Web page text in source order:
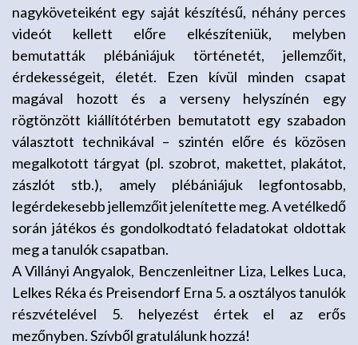
nagyköveteiként egy saját készítésű, néhány perces
videót kellett előre elkészíteniük, melyben
bemutatták plébániájuk történetét, jellemzőit,
érdekességeit, életét. Ezen kívül minden csapat
magával hozott és a verseny helyszínén egy
rögtönzött kiállítótérben bemutatott egy szabadon
választott technikával – szintén előre és közösen
megalkotott tárgyat (pl. szobrot, makettet, plakátot,
zászlót stb.), amely plébániájuk legfontosabb,
legérdekesebb jellemzőit jelenítette meg. A vetélkedő
során játékos és gondolkodtató feladatokat oldottak
meg a tanulók csapatban.
A Villányi Angyalok, Benczenleitner Liza, Lelkes Luca,
Lelkes Réka és Preisendorf Erna 5. a osztályos tanulók
részvételével 5. helyezést értek el az erős
mezőnyben. Szívből gratulálunk hozzá!